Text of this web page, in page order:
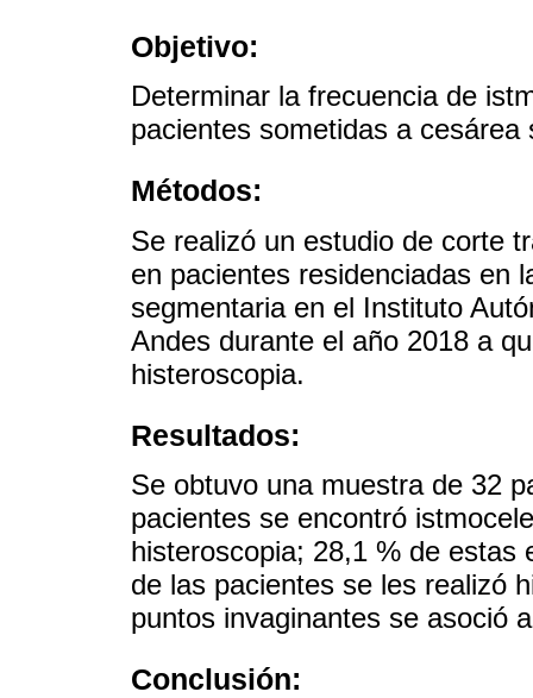
Objetivo:
Determinar la frecuencia de
pacientes sometidas a cesárea
Métodos:
Se realizó un estudio de corte
en pacientes residenciadas en
segmentaria en el Instituto
Andes durante el año 2018 a
histeroscopia.
Resultados:
Se obtuvo una muestra de 32
pacientes se encontró
histeroscopia; 28,1 % de estas
de las pacientes se les realizó
puntos invaginantes se asoció
Conclusión: